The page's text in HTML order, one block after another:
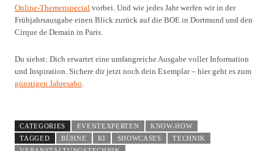
Online-Themenspecial vorbei. Und wie jedes Jahr werfen wir in der
Frühjahrsausgabe einen Blick zurück auf die BOE in Dortmund und den
Cirque de Demain in Paris.
Du siehst: Dich erwartet eine umfangreiche Ausgabe voller Information
und Inspiration. Sichere dir jetzt noch dein Exemplar – hier geht es zum
günstigen Jahresabo.
CATEGORIES EVENTEXPERTEN
KNOW-HOW
TAGGED
BÜHNE KI SHOWCASES
TECHNIK